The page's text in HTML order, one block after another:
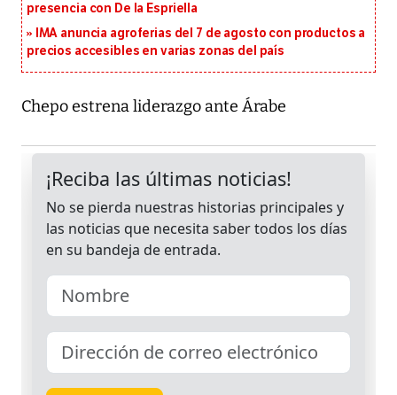
presencia con De la Espriella
IMA anuncia agroferias del 7 de agosto con productos a
precios accesibles en varias zonas del país
Chepo estrena liderazgo ante Árabe